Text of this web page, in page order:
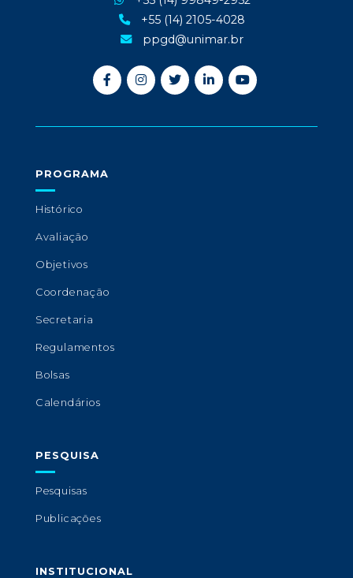
+55 (14) 2105-4028
ppgd@unimar.br
PROGRAMA
Histórico
Avaliação
Objetivos
Coordenação
Secretaria
Regulamentos
Bolsas
Calendários
PESQUISA
Pesquisas
Publicações
INSTITUCIONAL